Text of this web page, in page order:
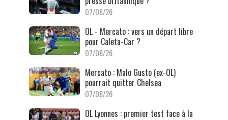
07/08/26
OL - Mercato : vers un départ libre
pour Caleta-Car ?
07/08/26
Mercato : Malo Gusto (ex-OL)
pourrait quitter Chelsea
07/08/26
OL Lyonnes : premier test face à la